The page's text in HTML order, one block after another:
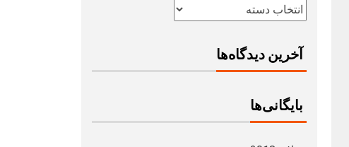
آخرین دیدگاه‌ها
بایگانی‌ها